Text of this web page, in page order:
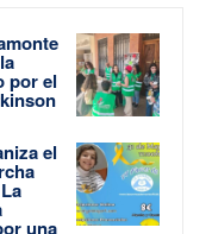
por el
el
una